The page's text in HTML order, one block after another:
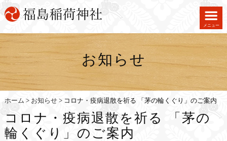
メニュー
お知らせ
ホーム > お知らせ> コロナ・疫病退散を祈る 「茅の輪くぐり」のご案内
コロナ・疫病退散を祈る 「茅の
輪くぐり」のご案内